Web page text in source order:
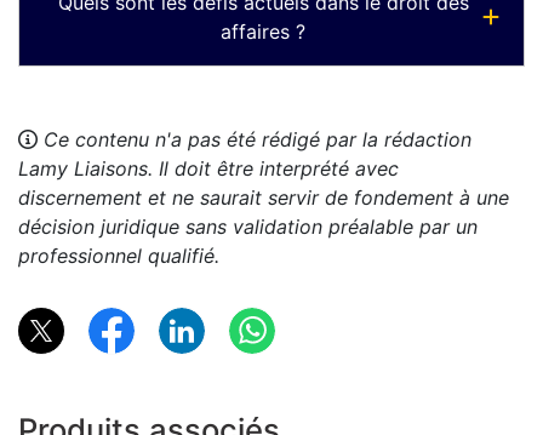
affaires ?
Ce contenu n'a pas été rédigé par la rédaction
Lamy Liaisons. Il doit être interprété avec
discernement et ne saurait servir de fondement à une
décision juridique sans validation préalable par un
professionnel qualifié.